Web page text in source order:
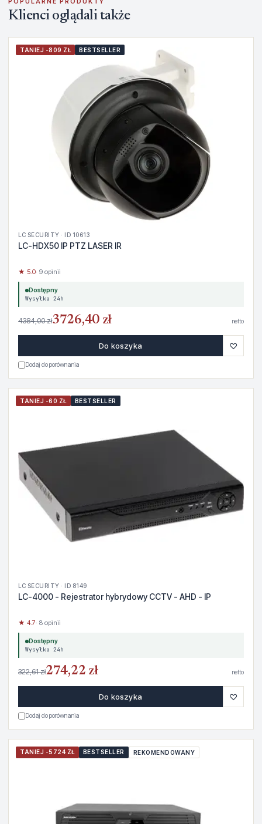
Klienci oglądali także
TANIEJ -809 ZŁ BESTSELLER
LC SECURITY · ID 10613
LC-HDX50 IP PTZ LASER IR
★ 5.0· 9 opinii
Dostępny
Wysyłka 24h
4384,00 zł3726,40 zł netto
Do koszyka ♡
Dodaj do porównania
TANIEJ -60 ZŁ BESTSELLER
LC SECURITY · ID 8149
LC-4000 - Rejestrator hybrydowy CCTV - AHD - IP
★ 4.7· 8 opinii
Dostępny
Wysyłka 24h
322,61 zł274,22 zł netto
Do koszyka ♡
Dodaj do porównania
TANIEJ -5724 ZŁ BESTSELLER REKOMENDOWANY